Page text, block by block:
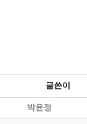
글쓴이
박윤정